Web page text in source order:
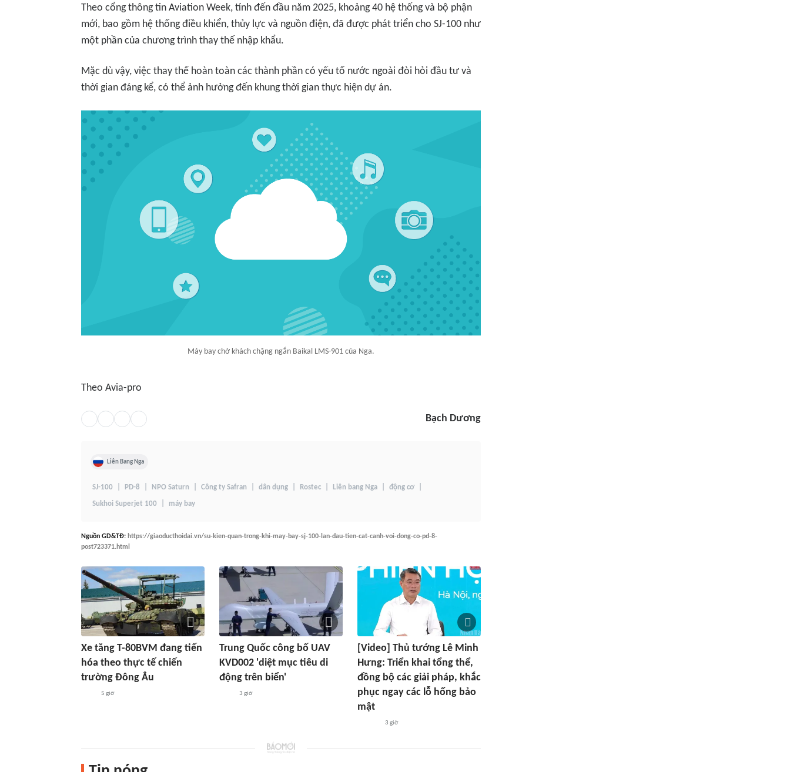
Theo cổng thông tin Aviation Week, tính đến đầu năm 2025, khoảng 40 hệ thống và bộ phận
mới, bao gồm hệ thống điều khiển, thủy lực và nguồn điện, đã được phát triển cho SJ-100 như
một phần của chương trình thay thế nhập khẩu.
Mặc dù vậy, việc thay thế hoàn toàn các thành phần có yếu tố nước ngoài đòi hỏi đầu tư và
thời gian đáng kể, có thể ảnh hưởng đến khung thời gian thực hiện dự án.
Máy bay chở khách chặng ngắn Baikal LMS-901 của Nga.
Theo Avia-pro
Bạch Dương
Liên Bang Nga
SJ-100 PD-8 NPO Saturn Công ty Safran dân dụng Rostec Liên bang Nga động cơ
Sukhoi Superjet 100 máy bay
Nguồn GD&TĐ: https://giaoducthoidai.vn/su-kien-quan-trong-khi-may-bay-sj-100-lan-dau-tien-cat-canh-voi-dong-co-pd-8-
post723371.html
Xe tăng T-80BVM đang tiến
hóa theo thực tế chiến
trường Đông Âu
5 giờ
Trung Quốc công bố UAV
KVD002 'diệt mục tiêu di
động trên biển'
3 giờ
[Video] Thủ tướng Lê Minh
Hưng: Triển khai tổng thể,
đồng bộ các giải pháp, khắc
phục ngay các lỗ hổng bảo
mật
3 giờ